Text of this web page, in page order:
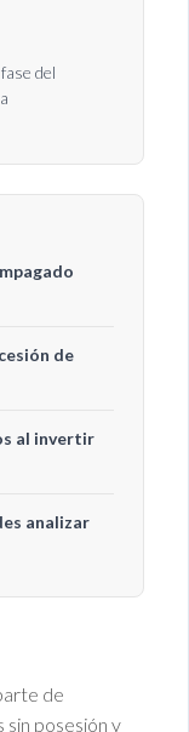
del
de
al invertir
analizar
de
posesión y